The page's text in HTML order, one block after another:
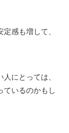
感も増して、
にとっては、
ているのかもし